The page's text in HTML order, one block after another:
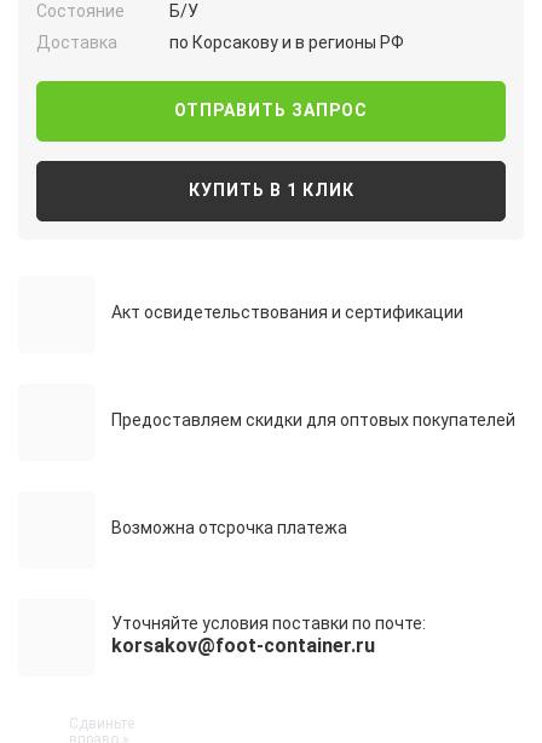
Состояние
Б/У
Доставка
по Корсакову и в регионы РФ
ОТПРАВИТЬ ЗАПРОС
КУПИТЬ В 1 КЛИК
Акт освидетельствования и сертификации
Предоставляем скидки для оптовых покупателей
Возможна отсрочка платежа
Уточняйте условия поставки по почте:
korsakov@foot-container.ru